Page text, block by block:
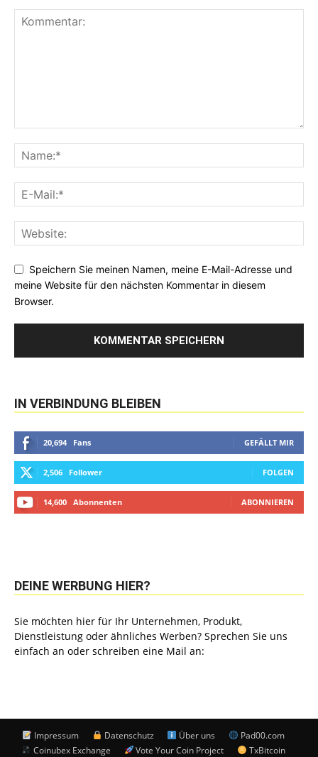
Speichern Sie meinen Namen, meine E-Mail-Adresse und
meine Website für den nächsten Kommentar in diesem
Browser.
IN VERBINDUNG BLEIBEN
20,694 Fans GEFÄLLT MIR
2,506 Follower FOLGEN
14,600 Abonnenten ABONNIEREN
DEINE WERBUNG HIER?
Sie möchten hier für Ihr Unternehmen, Produkt,
Dienstleistung oder ähnliches Werben? Sprechen Sie uns
einfach an oder schreiben eine Mail an:
Impressum Datenschutz Über uns
Pad00.com
Coinubex Exchange
Vote Your Coin Project TxBitcoin